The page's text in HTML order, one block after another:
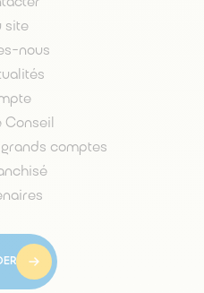
site
nous
Conseil
comptes